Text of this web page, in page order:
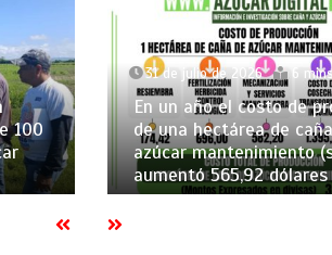
5 de agosto de 2026 4
Importante delegación
técnicos y cañicultores
Venezuela asistirá al
Latinoamericano